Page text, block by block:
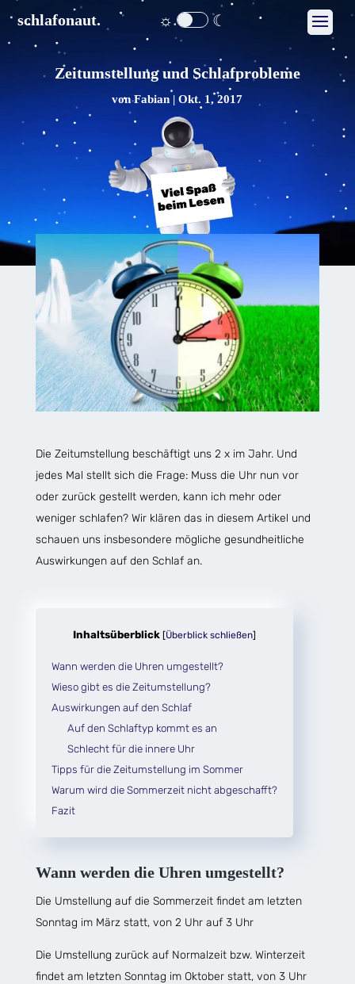
schlafonaut. ☼ ☾
Zeitumstellung und Schlafprobleme
vonFabian |Okt. 1, 2017
Die Zeitumstellung beschäftigt uns 2 x im Jahr. Und
jedes Mal stellt sich die Frage: Muss die Uhr nun vor
oder zurück gestellt werden, kann ich mehr oder
weniger schlafen? Wir klären das in diesem Artikel und
schauen uns insbesondere mögliche gesundheitliche
Auswirkungen auf den Schlaf an.
Inhaltsüberblick [Überblick schließen]
Wann werden die Uhren umgestellt?
Wieso gibt es die Zeitumstellung?
Auswirkungen auf den Schlaf
Auf den Schlaftyp kommt es an
Schlecht für die innere Uhr
Tipps für die Zeitumstellung im Sommer
Warum wird die Sommerzeit nicht abgeschafft?
Fazit
Wann werden die Uhren umgestellt?
Die Umstellung auf die Sommerzeit findet am letzten
Sonntag im März statt, von 2 Uhr auf 3 Uhr
Die Umstellung zurück auf Normalzeit bzw. Winterzeit
findet am letzten Sonntag im Oktober statt, von 3 Uhr